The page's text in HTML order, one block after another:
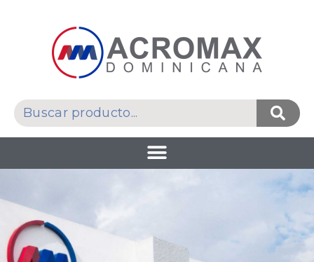
farmacéutica líder,